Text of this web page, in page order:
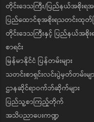
တိုင်းဒေသကြီး/ပြည်နယ်အစိုးရ
ပြည်ထောင်စုအစိုးရသတင်းထုတ်
တိုင်းဒေသကြီးနှင့် ပြည်နယ်အစိုးရ
စာရင်း
မြန်မာနိုင်ငံ ပြန်တမ်းများ
သတင်းစာရှင်းလင်းပွဲမှတ်တမ်းမျ
ဌာနဆိုင်ရာဝက်ဘ်ဆိုက်များ
ပြည်သူ့စာကြည့်တိုက်
အသိပညာပေးကဏ္ဍ